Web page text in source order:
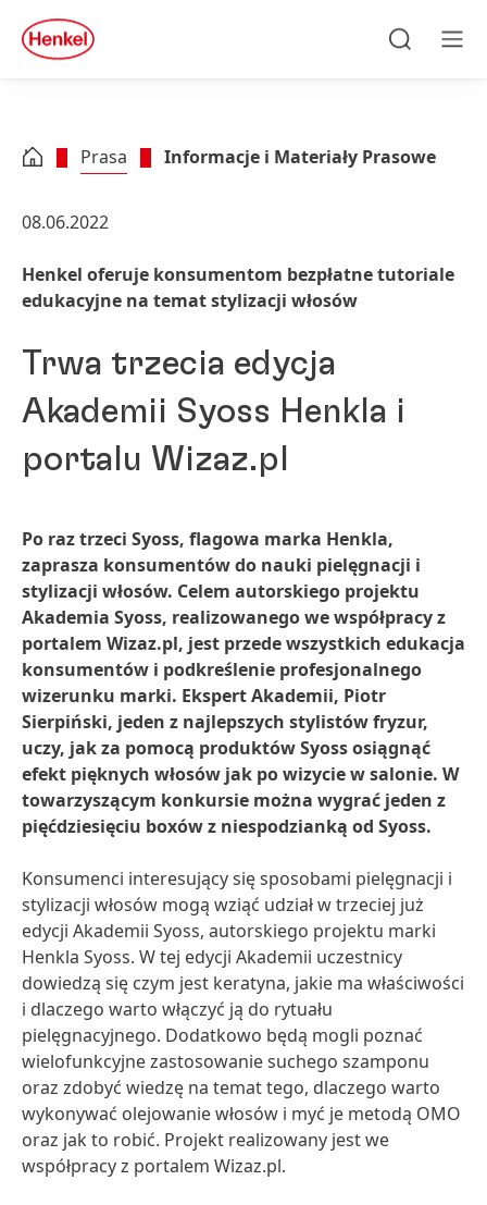
Skip to footer
quick
search
Prasa Informacje i Materiały Prasowe
08.06.2022
Henkel oferuje konsumentom bezpłatne tutoriale
edukacyjne na temat stylizacji włosów
Trwa trzecia edycja
Akademii Syoss Henkla i
portalu Wizaz.pl
Po raz trzeci Syoss, flagowa marka Henkla,
zaprasza konsumentów do nauki pielęgnacji i
stylizacji włosów. Celem autorskiego projektu
Akademia Syoss, realizowanego we współpracy z
portalem Wizaz.pl, jest przede wszystkich edukacja
konsumentów i podkreślenie profesjonalnego
wizerunku marki. Ekspert Akademii, Piotr
Sierpiński, jeden z najlepszych stylistów fryzur,
uczy, jak za pomocą produktów Syoss osiągnąć
efekt pięknych włosów jak po wizycie w salonie. W
towarzyszącym konkursie można wygrać jeden z
pięćdziesięciu boxów z niespodzianką od Syoss.
Konsumenci interesujący się sposobami pielęgnacji i
stylizacji włosów mogą wziąć udział w trzeciej już
edycji Akademii Syoss, autorskiego projektu marki
Henkla Syoss. W tej edycji Akademii uczestnicy
dowiedzą się czym jest keratyna, jakie ma właściwości
i dlaczego warto włączyć ją do rytuału
pielęgnacyjnego. Dodatkowo będą mogli poznać
wielofunkcyjne zastosowanie suchego szamponu
oraz zdobyć wiedzę na temat tego, dlaczego warto
wykonywać olejowanie włosów i myć je metodą OMO
oraz jak to robić. Projekt realizowany jest we
współpracy z portalem Wizaz.pl.